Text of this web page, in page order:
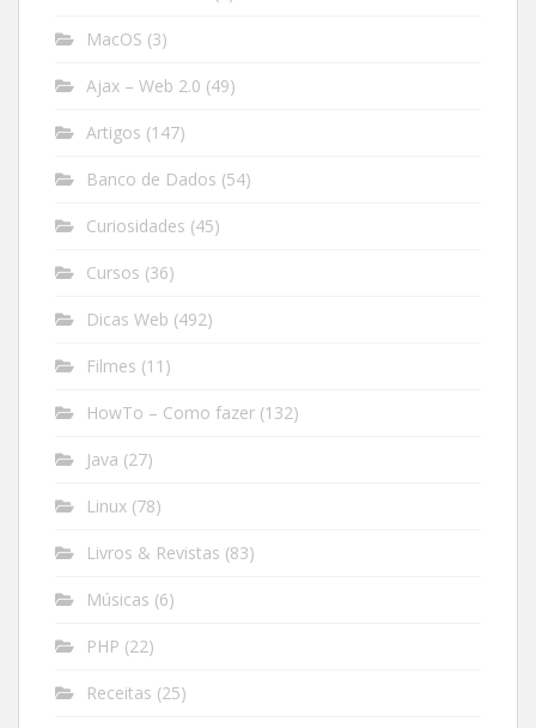
MacOS (3)
Ajax – Web 2.0 (49)
Artigos (147)
Banco de Dados (54)
Curiosidades (45)
Cursos (36)
Dicas Web (492)
Filmes (11)
HowTo – Como fazer (132)
Java (27)
Linux (78)
Livros & Revistas (83)
Músicas (6)
PHP (22)
Receitas (25)